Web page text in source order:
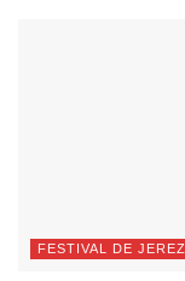
FESTIVAL DE JEREZ